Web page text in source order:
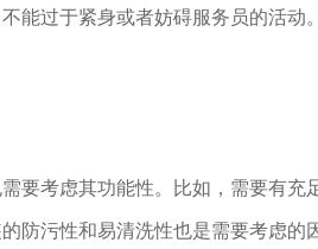
能过于紧身或者妨碍服务员的活动。
要考虑其功能性。比如，需要有
防污性和易清洗性也是需要考虑的